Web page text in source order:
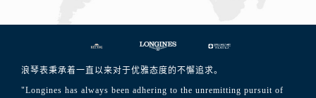
浪琴表秉承着一直以来对于优雅态度的不懈追求。
"Longines has always been adhering to the unremitting pursuit of